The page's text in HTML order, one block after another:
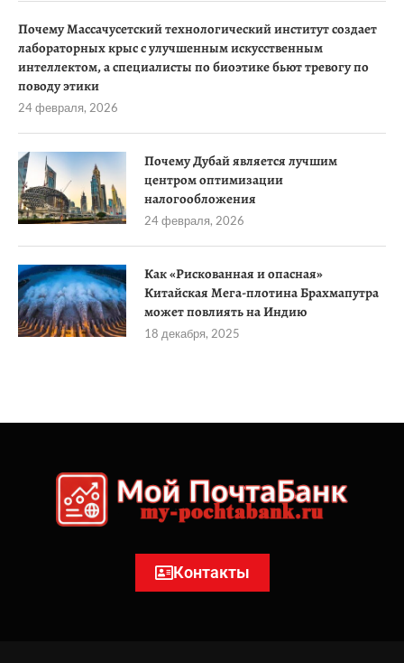
Почему Массачусетский технологический институт создает
лабораторных крыс с улучшенным искусственным
интеллектом, а специалисты по биоэтике бьют тревогу по
поводу этики
24 февраля, 2026
Почему Дубай является лучшим
центром оптимизации
налогообложения
24 февраля, 2026
Как «Рискованная и опасная»
Китайская Мега-плотина Брахмапутра
может повлиять на Индию
18 декабря, 2025
Контакты